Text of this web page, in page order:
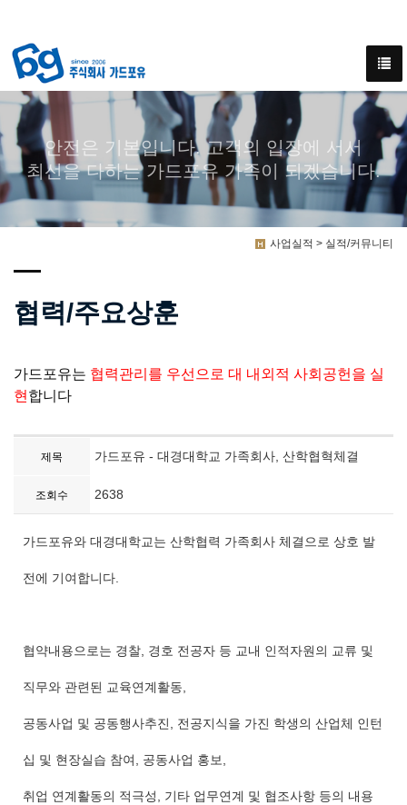
안전은 기본입니다. 고객의 입장에 서서
최선을 다하는 가드포유 가족이 되겠습니다.
사업실적 > 실적/커뮤니티
협력/주요상훈
가드포유는 협력관리를 우선으로 대 내외적 사회공헌을 실
현 합니다
제목 가드포유 - 대경대학교 가족회사, 산학협혁체결
조회수 2638
가드포유와 대경대학교는 산학협력 가족회사 체결으로 상호 발
전에 기여합니다.
협약내용으로는 경찰, 경호 전공자 등 교내 인적자원의 교류 및
직무와 관련된 교육연계활동,
공동사업 및 공동행사추진, 전공지식을 가진 학생의 산업체 인턴
십 및 현장실습 참여, 공동사업 홍보,
취업 연계활동의 적극성, 기타 업무연계 및 협조사항 등의 내용